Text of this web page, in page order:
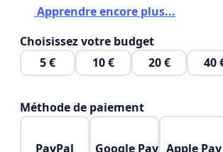
Apprendre encore plus...
Choisissez votre budget
5 €
10 € 20 € 40
Méthode de paiement
PayPal Google Pay Apple Pay